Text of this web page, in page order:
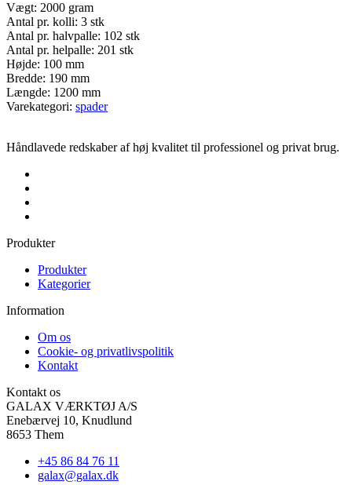
Vægt: 2000 gram
Antal pr. kolli: 3 stk
Antal pr. halvpalle: 102 stk
Antal pr. helpalle: 201 stk
Højde: 100 mm
Bredde: 190 mm
Længde: 1200 mm
Varekategori: spader
Håndlavede redskaber af høj kvalitet til professionel og privat brug.
Produkter
Produkter
Kategorier
Information
Om os
Cookie- og privatlivspolitik
Kontakt
Kontakt os
GALAX VÆRKTØJ A/S
Enebærvej 10, Knudlund
8653 Them
+45 86 84 76 11
galax@galax.dk